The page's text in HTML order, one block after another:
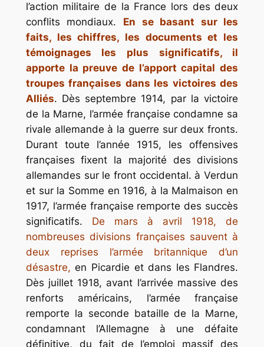
l’action militaire de la France lors des deux
conflits mondiaux. En se basant sur les
faits, les chiffres, les documents et les
témoignages les plus significatifs, il
apporte la preuve de l’apport capital des
troupes françaises dans les victoires des
Alliés. Dès septembre 1914, par la victoire
de la Marne, l’armée française condamne sa
rivale allemande à la guerre sur deux fronts.
Durant toute l’année 1915, les offensives
françaises fixent la majorité des divisions
allemandes sur le front occidental. à Verdun
et sur la Somme en 1916, à la Malmaison en
1917, l’armée française remporte des succès
significatifs. De mars à avril 1918, de
nombreuses divisions françaises sauvent à
deux reprises l’armée britannique d’un
désastre, en Picardie et dans les Flandres.
Dès juillet 1918, avant l’arrivée massive des
renforts américains, l’armée française
remporte la seconde bataille de la Marne,
condamnant l’Allemagne à une défaite
définitive, du fait de l’emploi massif des